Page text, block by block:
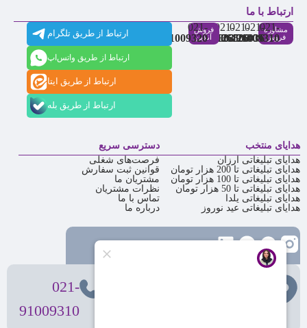
ارتباط با ما
مشاوره
فروش
021-
91009310
021-
86126036
021-
86126506
021-
88537803
فروش
آنلاین
021-
91009320
ارتباط از طریق تلگرام
ارتباط از طریق واتس‌اپ
ارتباط از طریق ایتا
ارتباط از طریق بله
هدایای منتخب
هدایای تبلیغاتی ارزان
هدایای تبلیغاتی تا 200 هزار تومان
هدایای تبلیغاتی تا 100 هزار تومان
هدایای تبلیغاتی تا 50 هزار تومان
هدایای تبلیغاتی یلدا
هدایای تبلیغاتی عید نوروز
دسترسی سریع
فرصت‌های شغلی
قوانین ثبت سفارش
مشتریان ما
نظرات مشتریان
تماس با ما
درباره ما
021-
91009310